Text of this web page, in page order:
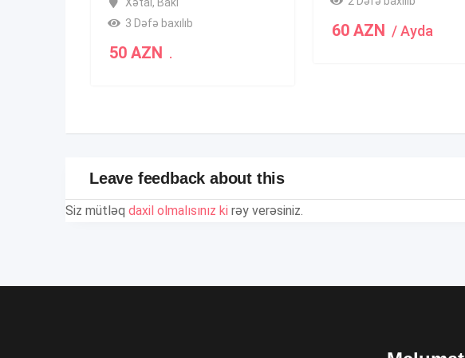
Xətai, Bakı
3 Dəfə baxılıb
50 AZN .
60AZN / Ayda
Leave feedback about this
Siz mütləq daxil olmalısınız ki rəy verəsiniz.